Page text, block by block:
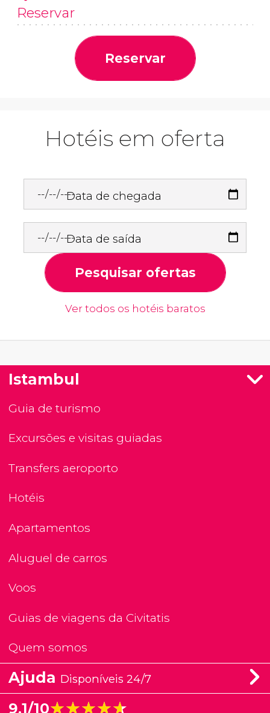
Reservar
Reservar
Hotéis em oferta
Data de chegada
Data de saída
Pesquisar ofertas
Ver todos os hotéis baratos
Istambul
Guia de turismo
Excursões e visitas guiadas
Transfers aeroporto
Hotéis
Apartamentos
Aluguel de carros
Voos
Guias de viagens da Civitatis
Quem somos
Ajuda Disponíveis 24/7
9,1/10★★★★★
★★★★★